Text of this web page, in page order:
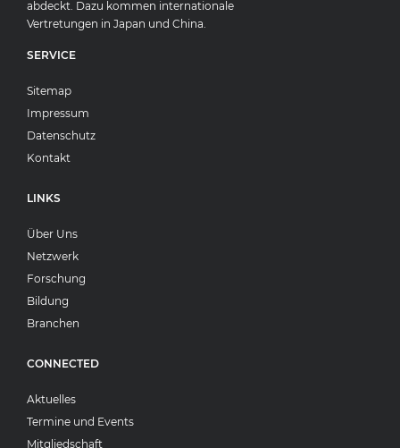
abdeckt. Dazu kommen internationale
Vertretungen in Japan und China.
SERVICE
Sitemap
Impressum
Datenschutz
Kontakt
LINKS
Über Uns
Netzwerk
Forschung
Bildung
Branchen
CONNECTED
Aktuelles
Termine und Events
Mitgliedschaft